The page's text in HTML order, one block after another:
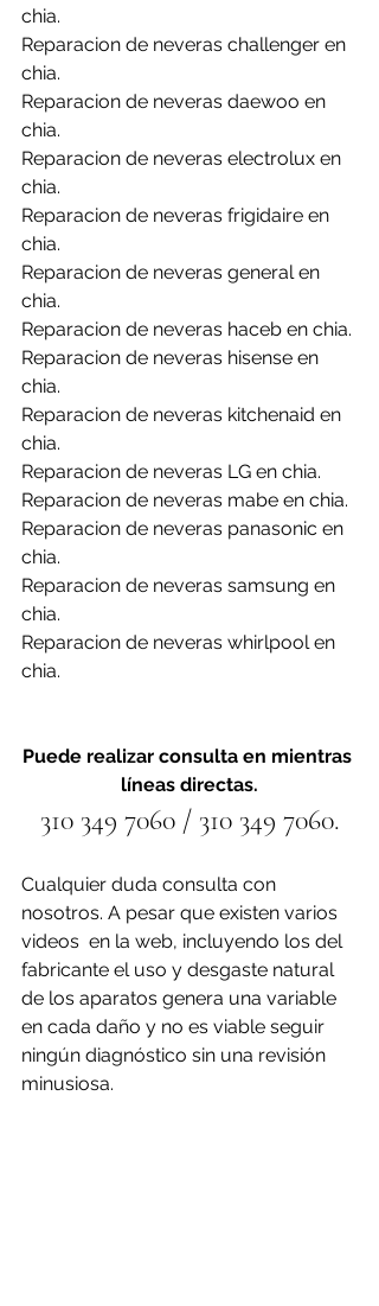
chia.
Reparacion de neveras challenger en
chia.
Reparacion de neveras daewoo en
chia.
Reparacion de neveras electrolux en
chia.
Reparacion de neveras frigidaire en
chia.
Reparacion de neveras general en
chia.
Reparacion de neveras haceb en chia.
Reparacion de neveras hisense en
chia.
Reparacion de neveras kitchenaid en
chia.
Reparacion de neveras LG en chia.
Reparacion de neveras mabe en chia.
Reparacion de neveras panasonic en
chia.
Reparacion de neveras samsung en
chia.
Reparacion de neveras whirlpool en
chia.
Puede realizar consulta en mientras
líneas directas.
310 349 7060 / 310 349 7060.
Cualquier duda consulta con
nosotros. A pesar que existen varios
videos  en la web, incluyendo los del
fabricante el uso y desgaste natural
de los aparatos genera una variable
en cada daño y no es viable seguir
ningún diagnóstico sin una revisión
minusiosa.